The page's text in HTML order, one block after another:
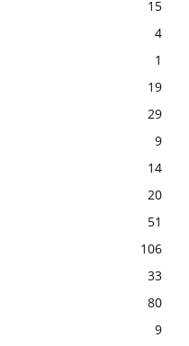
15
4
1
19
29
9
14
20
51
106
33
80
9